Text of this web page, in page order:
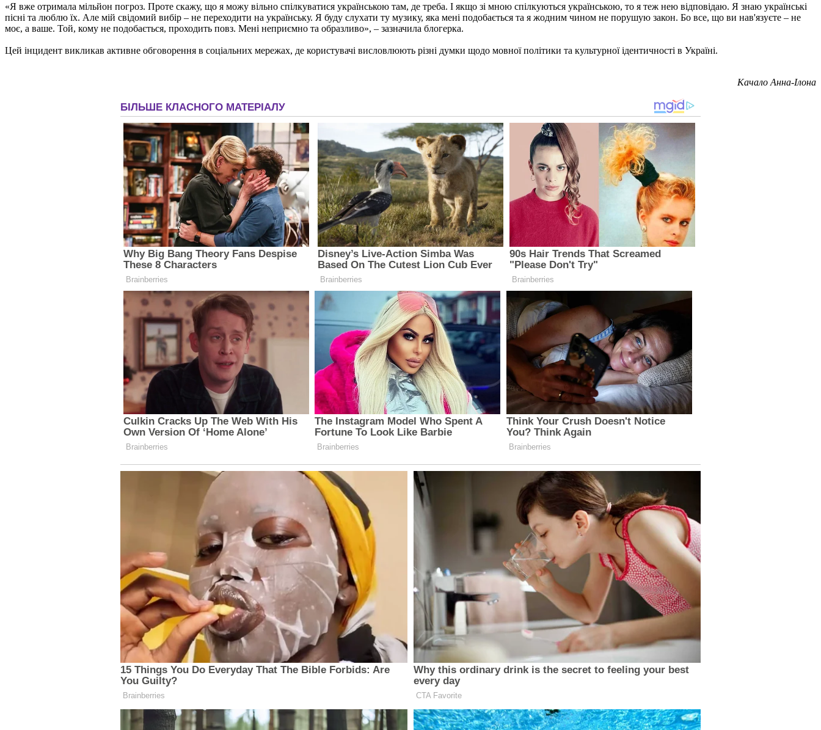
«Я вже отримала мільйон погроз. Проте скажу, що я можу вільно спілкуватися українською там, де треба. І якщо зі мною спілкуються українською, то я теж нею відповідаю. Я знаю українські
пісні та люблю їх. Але мій свідомий вибір – не переходити на українську. Я буду слухати ту музику, яка мені подобається та я жодним чином не порушую закон. Бо все, що ви нав'язуєте – не
моє, а ваше. Той, кому не подобається, проходить повз. Мені неприємно та образливо», – зазначила блогерка.
Цей інцидент викликав активне обговорення в соціальних мережах, де користувачі висловлюють різні думки щодо мовної політики та культурної ідентичності в Україні.
Качало Анна-Ілона